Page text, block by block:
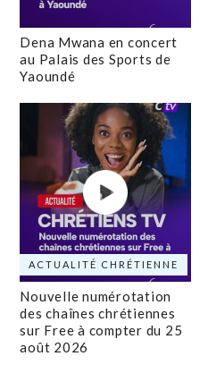
Dena Mwana en concert
au Palais des Sports de
Yaoundé
ACTUALITÉ CHRÉTIENNE
Nouvelle numérotation
des chaînes chrétiennes
sur Free à compter du 25
août 2026